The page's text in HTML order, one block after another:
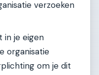
verzoeken
in je eigen
organisatie
om je dit